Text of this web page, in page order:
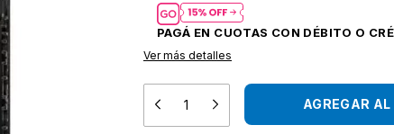
Ver más detalles